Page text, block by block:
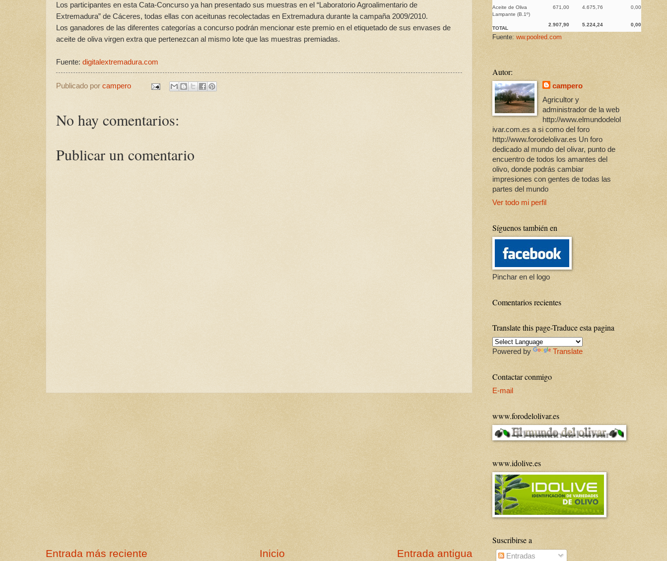
Los participantes en esta Cata-Concurso ya han presentado sus muestras en el “Laboratorio Agroalimentario de
Extremadura” de Cáceres, todas ellas con aceitunas recolectadas en Extremadura durante la campaña 2009/2010.
Los ganadores de las diferentes categorías a concurso podrán mencionar este premio en el etiquetado de sus envases de
aceite de oliva virgen extra que pertenezcan al mismo lote que las muestras premiadas.
Fuente: digitalextremadura.com
Publicado por campero
No hay comentarios:
Publicar un comentario
Entrada más reciente Entrada antigua
Inicio
Aceite de Oliva
Lampante (B.1º)
671,00 4.675,76 0,00
TOTAL
2.907,90 5.224,24 0,00
Fuente: ww.poolred.com
Autor:
campero
Agricultor y
administrador de la web
http://www.elmundodelol
ivar.com.es a si como del foro
http://www.forodelolivar.es Un foro
dedicado al mundo del olivar, punto de
encuentro de todos los amantes del
olivo, donde podrás cambiar
impresiones con gentes de todas las
partes del mundo
Ver todo mi perfil
Síguenos también en
Pinchar en el logo
Comentarios recientes
Translate this page-Traduce esta pagina
Powered by Translate
Contactar conmigo
E-mail
www.forodelolivar.es
www.idolive.es
Suscribirse a
Entradas